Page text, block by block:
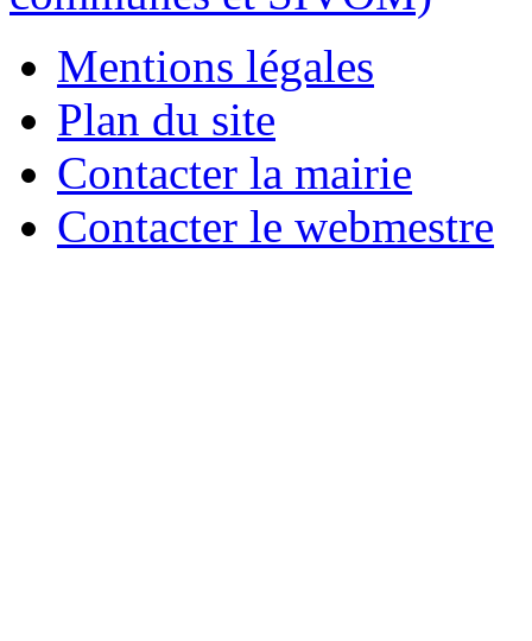
Mentions légales
Plan du site
Contacter la mairie
Contacter le webmestre